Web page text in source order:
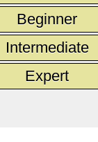
Beginner
Intermediate
Expert